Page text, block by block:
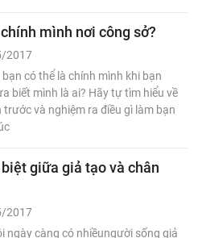
mình nơi công sở?
2017
có thể là chính mình khi bạn
biết mình là ai? Hãy tự tìm hiểu về
trước và nghiệm ra điều gì làm bạn
giữa giả tạo và chân
2017
ngày càng có nhiềungười sống giả